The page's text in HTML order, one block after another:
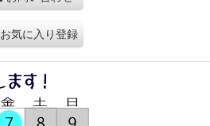
お気に入り登録